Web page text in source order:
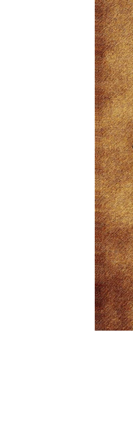
КРЫМ.НЕПОКОРЕННЫЙ
УКРАИНСКАЯ ПРОБЛЕМА КРЫМА